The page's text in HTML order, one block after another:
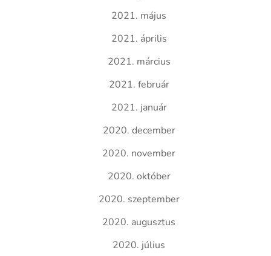
2021. május
2021. április
2021. március
2021. február
2021. január
2020. december
2020. november
2020. október
2020. szeptember
2020. augusztus
2020. július